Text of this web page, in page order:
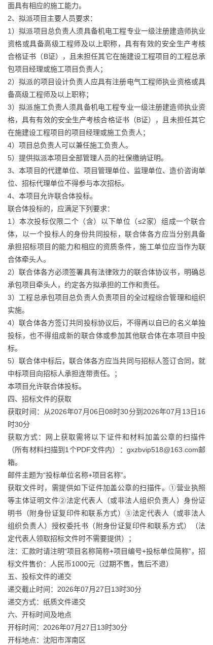
面具有相应的施工能力。
2、拟派项目主要人员要求：
1）拟派项目总负责人须具备机电工程专业一级注册建造师执业
资格或具备高级工程师及以上职称，具有有效的安全生产考核
合格证书（B证），且未担任其它在施建设工程项目的工程总承
包项目经理或施工项目负责人；
2）拟派的项目设计负责人应具有注册电气工程师执业资格或具
备高级工程师及以上职称；
3）拟派施工负责人须具备机电工程专业一级注册建造师执业资
格，具有有效的安全生产考核合格证书（B证），且未担任其它
在施建设工程项目的项目经理或施工负责人；
4）项目总负责人可以兼任施工负责人。
5）提供拟派本项目全部管理人员的社保缴纳证明。
3、本项目的代建单位、项目管理单位、监理单位、造价咨询单
位、招标代理单位不得参与本次招标。
4、本项目允许联合体投标。
联合体投标的，应满足下列要求：
1）本次投标仅限二个（含）以下单位（≤2家）组成一个联合
体，以一个投标人的身份共同投标，联合体各方应当分别具备
承担招标项目的能力和相应的资质条件，施工单位应当作为联
合体牵头人。
2）联合体各方必须签署具有法律效力的联合体协议书，明确总
承包项目牵头人，约定各方拟承担的工作和责任。
3）工程总承包项目总负责人负责项目的全过程综合管理和组织
实施。
4）联合体各方签订共同投标协议后，不得再以自已的名义单独
投标，也不得组成新的联合体或参加其他联合体在本项目中投
标。
5）联合体中标后，联合体各方应当共同与招标人签订合同，就
中标项目向招标人承担连带责任。；
本项目允许联合体投标。
四、招标文件的获取
获取时间：从2026年07月06日08时30分到2026年07月13日16
时30分
获取方式：网上获取需将以下证件和材料加盖公章的扫描件
（所有材料扫描到1个PDF文件内）：gxzbvip518@163.com邮
箱。
邮件主题为“投标单位名称+项目名称”。
获取文件时，需提供如下证件加盖公章的扫描件。①营业执照
等主体证明文件②法定代表人（或非法人组织负责人）身份证
明书（附身份证复印件和联系方式）③法定代表人（或非法人
组织负责人）授权委托书（附身份证复印件和联系方式）（法
定代表人领取招标文件时不需要提供）；
注：汇款时请注明“项目名称简称+项目编号+投标单位简称”，招
标文件售价：人民币1000元（过期不售，售后不退）
五、投标文件的递交
递交截止时间：2026年07月27日13时30分
递交方式：纸质文件递交
六、开标时间及地点
开标时间：2026年07月27日13时30分
开标地点：沈阳市浑南区